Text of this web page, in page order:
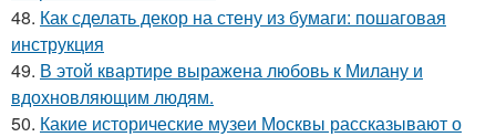
48. Как сделать декор на стену из бумаги: пошаговая
инструкция
49. В этой квартире выражена любовь к Милану и
вдохновляющим людям.
50. Какие исторические музеи Москвы рассказывают о